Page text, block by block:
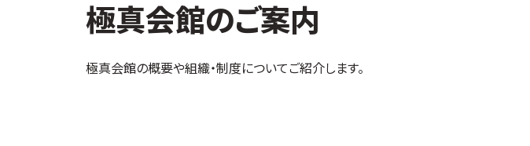
極真会館のご案内
極真会館の概要や組織・制度についてご紹介します。